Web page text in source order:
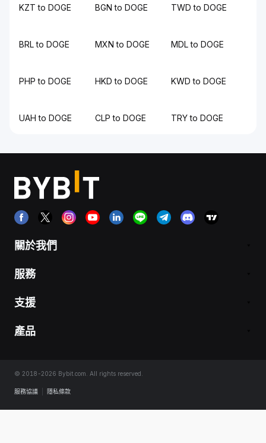
KZT to DOGE BGN to DOGE TWD to DOGE
BRL to DOGE MXN to DOGE MDL to DOGE
PHP to DOGE HKD to DOGE KWD to DOGE
UAH to DOGE CLP to DOGE TRY to DOGE
關於我們
服務
支援
產品
© 2018-2026 Bybit.com. All rights reserved.
服務協議 隱私條款